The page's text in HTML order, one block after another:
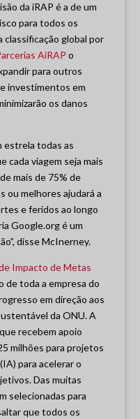
da iRAP é a de um
para todos os
global por
AiRAP o
para outros
investimentos em
os danos
estrela todas as
cada viagem seja mais
mais de 75% de
ou melhores ajudará a
e feridos ao longo
Google.org é um
disse McInerney.
Impacto de Metas
de toda a empresa do
em direção aos
da ONU. A
recebem apoio
milhões para projetos
para acelerar o
Das muitas
selecionadas para
que todos os